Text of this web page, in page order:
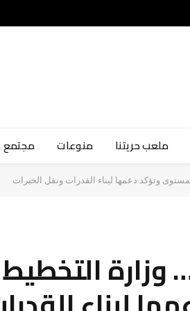
ملعب حريتنا منوعات
وتؤكد دعمها لبناء القدرات ونقل الخبرات
وزارة